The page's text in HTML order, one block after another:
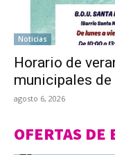
Noticias
Horario de
municipales de
agosto 6, 2026
OFERTAS DE